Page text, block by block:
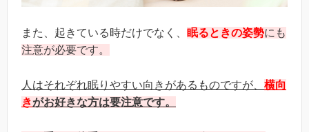
また、起きている時だけでなく、 眠るときの姿勢にも
注意が必要です。
人はそれぞれ眠りやすい向きがあるものですが、 横向
きがお好きな方は要注意です。